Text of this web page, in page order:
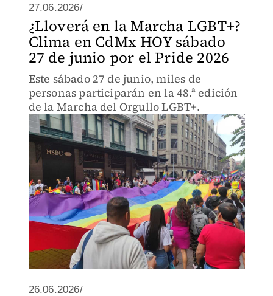
27.06.2026/
¿Lloverá en la Marcha LGBT+?
Clima en CdMx HOY sábado
27 de junio por el Pride 2026
Este sábado 27 de junio, miles de
personas participarán en la 48.ª edición
de la Marcha del Orgullo LGBT+.
26.06.2026/